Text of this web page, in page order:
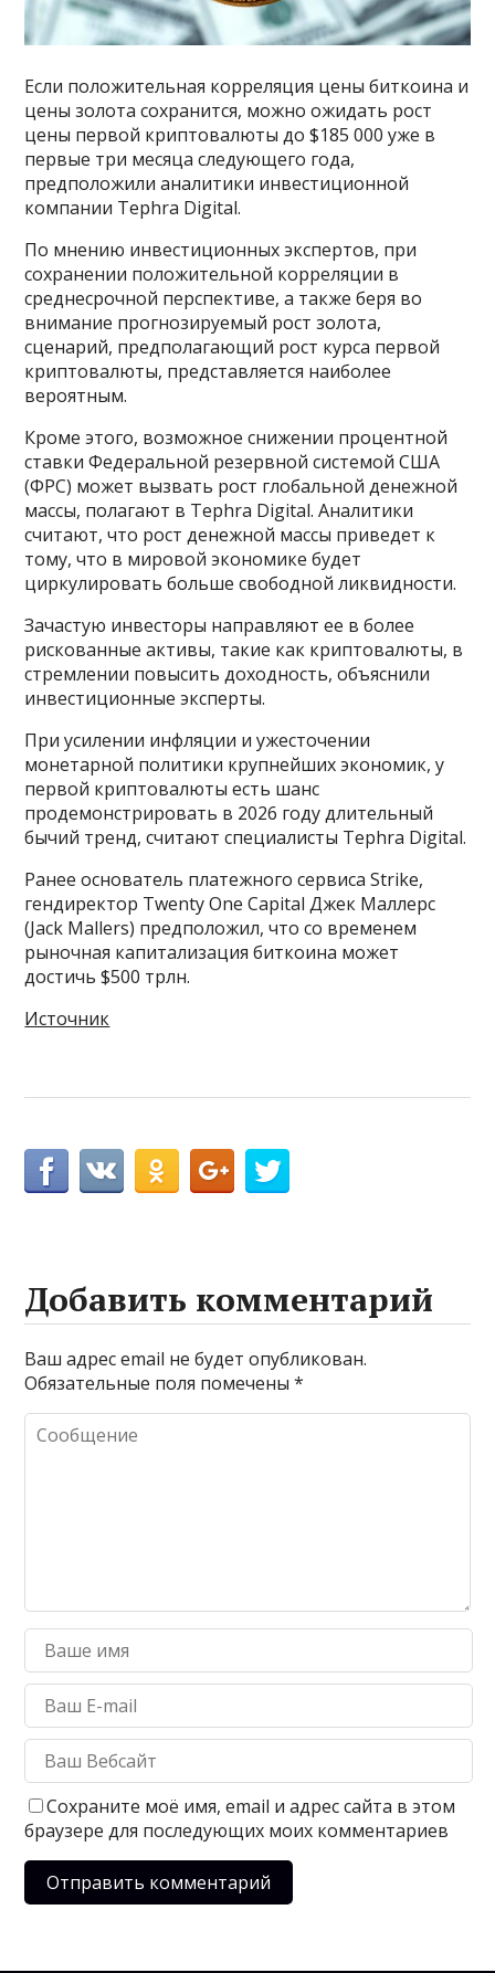
Если положительная корреляция цены биткоина и
цены золота сохранится, можно ожидать рост
цены первой криптовалюты до $185 000 уже в
первые три месяца следующего года,
предположили аналитики инвестиционной
компании Tephra Digital.
По мнению инвестиционных экспертов, при
сохранении положительной корреляции в
среднесрочной перспективе, а также беря во
внимание прогнозируемый рост золота,
сценарий, предполагающий рост курса первой
криптовалюты, представляется наиболее
вероятным.
Кроме этого, возможное снижении процентной
ставки Федеральной резервной системой США
(ФРС) может вызвать рост глобальной денежной
массы, полагают в Tephra Digital. Аналитики
считают, что рост денежной массы приведет к
тому, что в мировой экономике будет
циркулировать больше свободной ликвидности.
Зачастую инвесторы направляют ее в более
рискованные активы, такие как криптовалюты, в
стремлении повысить доходность, объяснили
инвестиционные эксперты.
При усилении инфляции и ужесточении
монетарной политики крупнейших экономик, у
первой криптовалюты есть шанс
продемонстрировать в 2026 году длительный
бычий тренд, считают специалисты Tephra Digital.
Ранее основатель платежного сервиса Strike,
гендиректор Twenty One Capital Джек Маллерс
(Jack Mallers) предположил, что со временем
рыночная капитализация биткоина может
достичь $500 трлн.
Источник
Добавить комментарий
Ваш адрес email не будет опубликован.
Обязательные поля помечены*
Сохраните моё имя, email и адрес сайта в этом
браузере для последующих моих комментариев